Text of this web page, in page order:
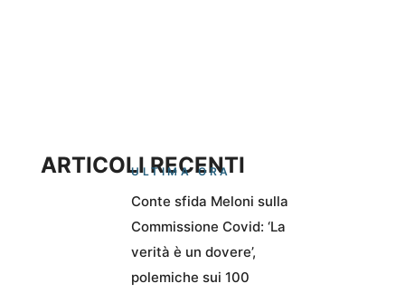
ARTICOLI RECENTI
ULTIMA ORA
Conte sfida Meloni sulla
Commissione Covid: ‘La
verità è un dovere’,
polemiche sui 100